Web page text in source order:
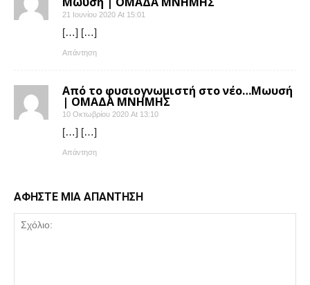
21 Ιουνίου 2020 At 15:01
[…] […]
Απάντηση
Από το φυσιογνωμιστή στο νέο…Μωυσή
| ΟΜΑΔΑ ΜΝΗΜΗΣ
10 Οκτωβρίου 2020 At 13:10
[…] […]
Απάντηση
ΑΦΗΣΤΕ ΜΙΑ ΑΠΑΝΤΗΣΗ